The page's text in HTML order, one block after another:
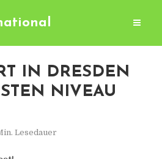
IN DRESDEN
NIVEAU
Lesedauer